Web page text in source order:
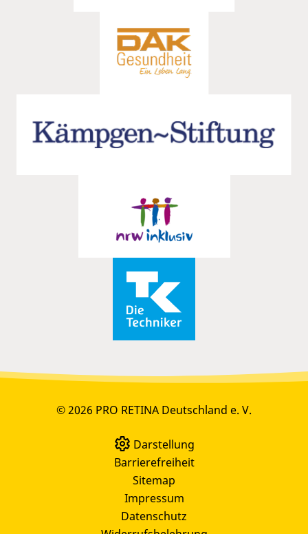
© 2026 PRO RETINA Deutschland e. V.
Darstellung
Barrierefreiheit
Sitemap
Impressum
Datenschutz